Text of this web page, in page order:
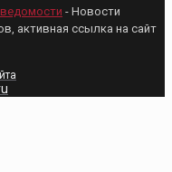
- Новости
активная ссылка на сайт